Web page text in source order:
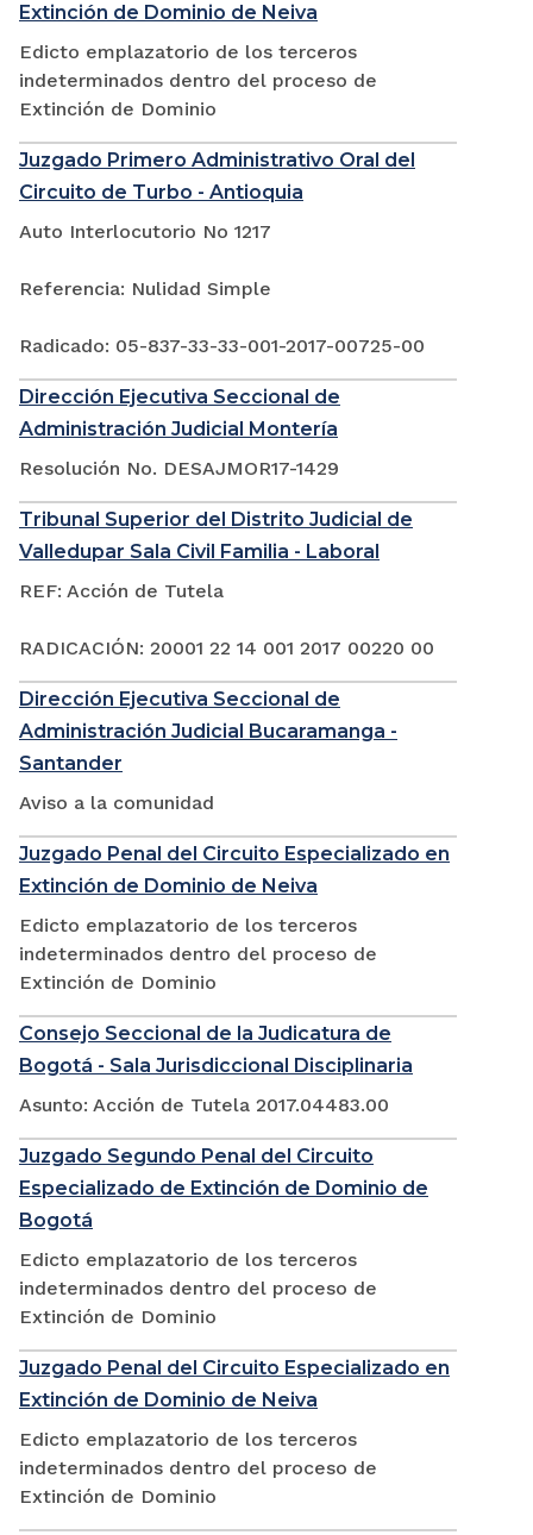
Extinción de Dominio de Neiva
Edicto emplazatorio de los terceros
indeterminados dentro del proceso de
Extinción de Dominio
Juzgado Primero Administrativo Oral del
Circuito de Turbo - Antioquia
Auto Interlocutorio No 1217
Referencia: Nulidad Simple
Radicado: 05-837-33-33-001-2017-00725-00
Dirección Ejecutiva Seccional de
Administración Judicial Montería
Resolución No. DESAJMOR17-1429
Tribunal Superior del Distrito Judicial de
Valledupar Sala Civil Familia - Laboral
REF: Acción de Tutela
RADICACIÓN: 20001 22 14 001 2017 00220 00
Dirección Ejecutiva Seccional de
Administración Judicial Bucaramanga -
Santander
Aviso a la comunidad
Juzgado Penal del Circuito Especializado en
Extinción de Dominio de Neiva
Edicto emplazatorio de los terceros
indeterminados dentro del proceso de
Extinción de Dominio
Consejo Seccional de la Judicatura de
Bogotá - Sala Jurisdiccional Disciplinaria
Asunto: Acción de Tutela 2017.04483.00
Juzgado Segundo Penal del Circuito
Especializado de Extinción de Dominio de
Bogotá
Edicto emplazatorio de los terceros
indeterminados dentro del proceso de
Extinción de Dominio
Juzgado Penal del Circuito Especializado en
Extinción de Dominio de Neiva
Edicto emplazatorio de los terceros
indeterminados dentro del proceso de
Extinción de Dominio